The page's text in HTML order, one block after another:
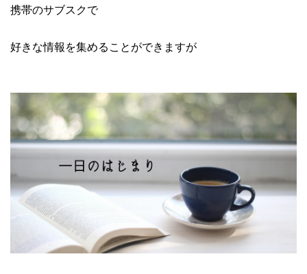
携帯のサブスクで
好きな情報を集めることができますが